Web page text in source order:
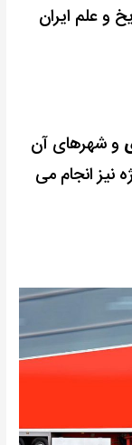
و علم ایران
و شهرهای آن
نیز انجام می